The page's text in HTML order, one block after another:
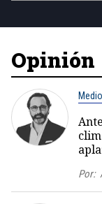
Opinión
Por: